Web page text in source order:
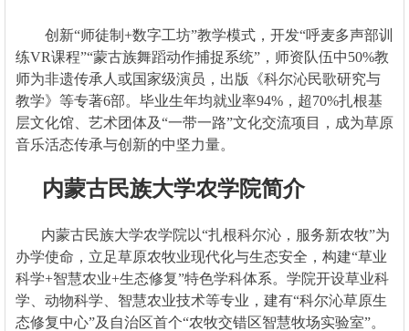
创新“师徒制+数字工坊”教学模式，开发“呼麦多声部训
练VR课程”“蒙古族舞蹈动作捕捉系统”，师资队伍中50%教
师为非遗传承人或国家级演员，出版《科尔沁民歌研究与
教学》等专著6部。毕业生年均就业率94%，超70%扎根基
层文化馆、艺术团体及“一带一路”文化交流项目，成为草原
音乐活态传承与创新的中坚力量。
内蒙古民族大学农学院简介
内蒙古民族大学农学院以“扎根科尔沁，服务新农牧”为
办学使命，立足草原农牧业现代化与生态安全，构建“草业
科学+智慧农业+生态修复”特色学科体系。学院开设草业科
学、动物科学、智慧农业技术等专业，建有“科尔沁草原生
态修复中心”及自治区首个“农牧交错区智慧牧场实验室”。